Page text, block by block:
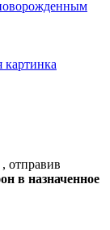
отправив
в назначенное